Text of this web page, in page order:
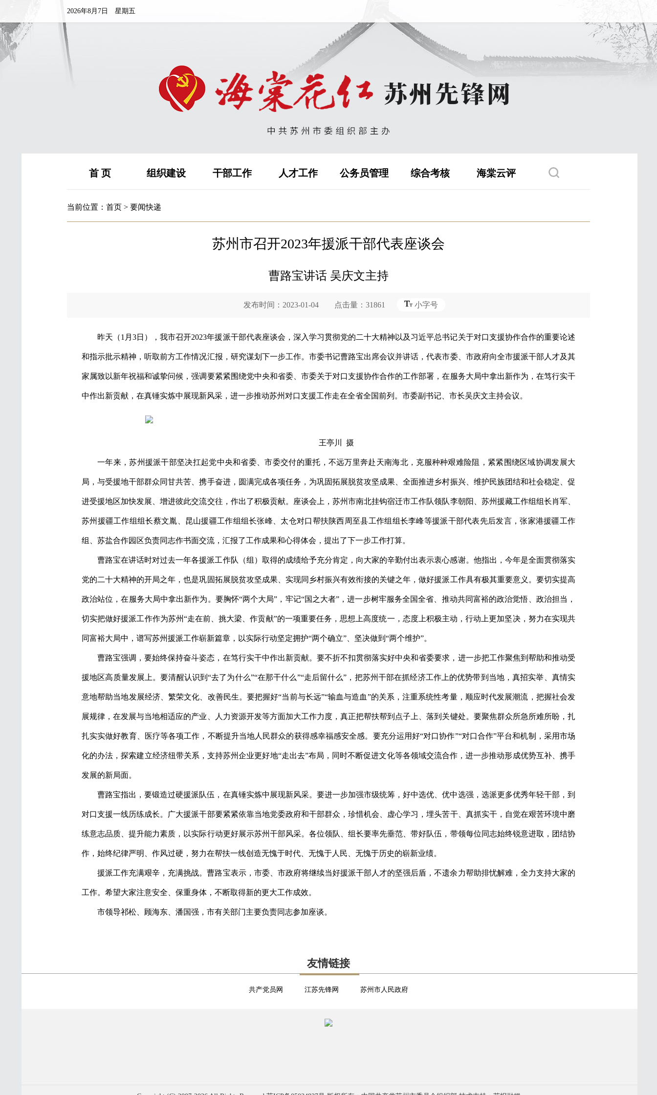
2026年8月7日 星期五
首 页 组织建设 干部工作 人才工作 公务员管理 综合考核 海棠云评
当前位置： 首页 > 要闻快递
苏州市召开2023年援派干部代表座谈会
曹路宝讲话 吴庆文主持
发布时间：2023-01-04 点击量：31861 小字号
昨天（1月3日），我市召开2023年援派干部代表座谈会，深入学习贯彻党的二十大精神以及习近平总书记关于对口支援协作合作的重要论述
和指示批示精神，听取前方工作情况汇报，研究谋划下一步工作。市委书记曹路宝出席会议并讲话，代表市委、市政府向全市援派干部人才及其
家属致以新年祝福和诚挚问候，强调要紧紧围绕党中央和省委、市委关于对口支援协作合作的工作部署，在服务大局中拿出新作为，在笃行实干
中作出新贡献，在真锤实炼中展现新风采，进一步推动苏州对口支援工作走在全省全国前列。市委副书记、市长吴庆文主持会议。
王亭川 摄
一年来，苏州援派干部坚决扛起党中央和省委、市委交付的重托，不远万里奔赴天南海北，克服种种艰难险阻，紧紧围绕区域协调发展大
局，与受援地干部群众同甘共苦、携手奋进，圆满完成各项任务，为巩固拓展脱贫攻坚成果、全面推进乡村振兴、维护民族团结和社会稳定、促
进受援地区加快发展、增进彼此交流交往，作出了积极贡献。座谈会上，苏州市南北挂钩宿迁市工作队领队李朝阳、苏州援藏工作组组长肖军、
苏州援疆工作组组长蔡文胤、昆山援疆工作组组长张峰、太仓对口帮扶陕西周至县工作组组长李峰等援派干部代表先后发言，张家港援疆工作
组、苏盐合作园区负责同志作书面交流，汇报了工作成果和心得体会，提出了下一步工作打算。
曹路宝在讲话时对过去一年各援派工作队（组）取得的成绩给予充分肯定，向大家的辛勤付出表示衷心感谢。他指出，今年是全面贯彻落实
党的二十大精神的开局之年，也是巩固拓展脱贫攻坚成果、实现同乡村振兴有效衔接的关键之年，做好援派工作具有极其重要意义。要切实提高
政治站位，在服务大局中拿出新作为。要胸怀“两个大局”，牢记“国之大者”，进一步树牢服务全国全省、推动共同富裕的政治觉悟、政治担当，
切实把做好援派工作作为苏州“走在前、挑大梁、作贡献”的一项重要任务，思想上高度统一，态度上积极主动，行动上更加坚决，努力在实现共
同富裕大局中，谱写苏州援派工作崭新篇章，以实际行动坚定拥护“两个确立”、坚决做到“两个维护”。
曹路宝强调，要始终保持奋斗姿态，在笃行实干中作出新贡献。要不折不扣贯彻落实好中央和省委要求，进一步把工作聚焦到帮助和推动受
援地区高质量发展上。要清醒认识到“去了为什么”“在那干什么”“走后留什么”，把苏州干部在抓经济工作上的优势带到当地，真招实举、真情实
意地帮助当地发展经济、繁荣文化、改善民生。要把握好“当前与长远”“输血与造血”的关系，注重系统性考量，顺应时代发展潮流，把握社会发
展规律，在发展与当地相适应的产业、人力资源开发等方面加大工作力度，真正把帮扶帮到点子上、落到关键处。要聚焦群众所急所难所盼，扎
扎实实做好教育、医疗等各项工作，不断提升当地人民群众的获得感幸福感安全感。要充分运用好“对口协作”“对口合作”平台和机制，采用市场
化的办法，探索建立经济纽带关系，支持苏州企业更好地“走出去”布局，同时不断促进文化等各领域交流合作，进一步推动形成优势互补、携手
发展的新局面。
曹路宝指出，要锻造过硬援派队伍，在真锤实炼中展现新风采。要进一步加强市级统筹，好中选优、优中选强，选派更多优秀年轻干部，到
对口支援一线历练成长。广大援派干部要紧紧依靠当地党委政府和干部群众，珍惜机会、虚心学习，埋头苦干、真抓实干，自觉在艰苦环境中磨
练意志品质、提升能力素质，以实际行动更好展示苏州干部风采。各位领队、组长要率先垂范、带好队伍，带领每位同志始终锐意进取，团结协
作，始终纪律严明、作风过硬，努力在帮扶一线创造无愧于时代、无愧于人民、无愧于历史的崭新业绩。
援派工作充满艰辛，充满挑战。曹路宝表示，市委、市政府将继续当好援派干部人才的坚强后盾，不遗余力帮助排忧解难，全力支持大家的
工作。希望大家注意安全、保重身体，不断取得新的更大工作成效。
市领导祁松、顾海东、潘国强，市有关部门主要负责同志参加座谈。
友情链接
共产党员网 江苏先锋网 苏州市人民政府